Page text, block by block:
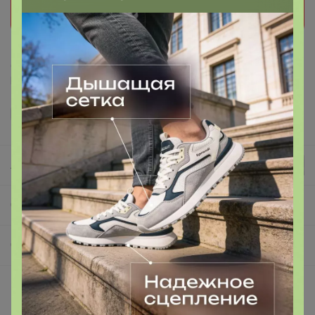
только он станет доступен!
Делая заказ, Вы подтверждаете что ознакомлены с
регламентом выкупа и соглашаетесь с договором оферты.
Леныра
СП533 PLAY TODAY Скидки! Белье, носочки, купальники, обувь и, конечно, одежда!
ОБУВЬ
Описание